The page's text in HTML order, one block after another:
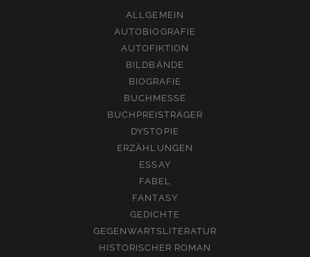
ALLGEMEIN
AUTOBIOGRAFIE
AUTOFIKTION
BILDBÄNDE
BIOGRAFIE
BUCHMESSE
BUCHPREISTRÄGER
DYSTOPIE
ERZÄHLUNGEN
ESSAY
FABEL
FANTASY
GEDICHTE
GEGENWARTSLITERATUR
HISTORISCHER ROMAN